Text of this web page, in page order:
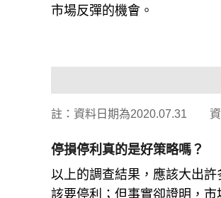
碼的族群，則有接近40%～
停損停利真的是好策略嗎？
以上的調查結果，應該大出